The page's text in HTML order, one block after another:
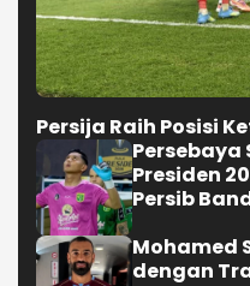
Persija Raih Posisi
Presiden
Persib
Mohamed
dengan